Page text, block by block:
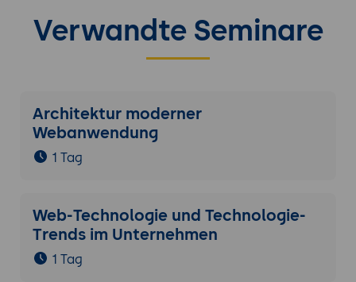
Verwandte Seminare
Architektur moderner
Webanwendung
1 Tag
Web-Technologie und Technologie-
Trends im Unternehmen
1 Tag